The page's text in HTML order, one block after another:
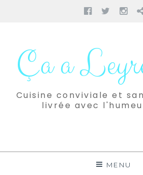
Facebook
Twitter
contenuÇa a
Cuisine conviviale et
livrée avec
MENU